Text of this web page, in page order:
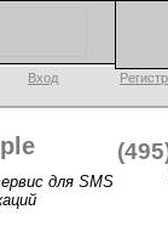
Вход
для SMS